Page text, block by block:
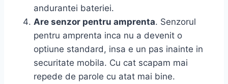
andurantei bateriei.
Are senzor pentru amprenta. Senzorul
pentru amprenta inca nu a devenit o
optiune standard, insa e un pas inainte in
securitate mobila. Cu cat scapam mai
repede de parole cu atat mai bine.